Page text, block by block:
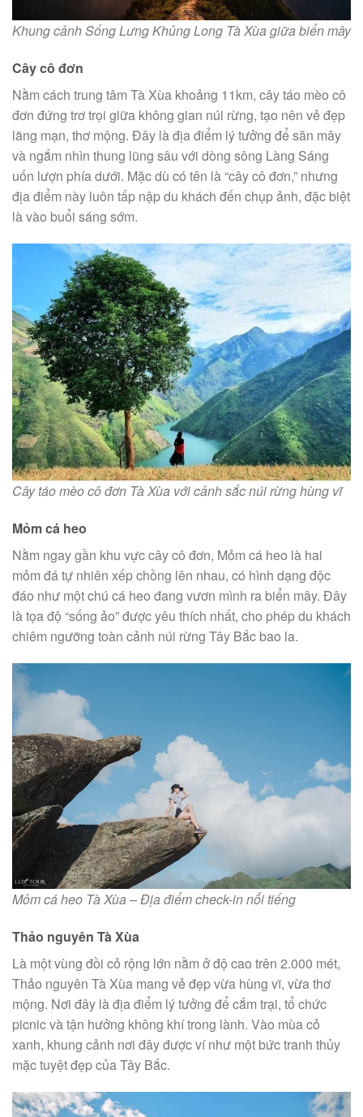
Khung cảnh Sống Lưng Khủng Long Tà Xùa giữa biển mây
Cây cô đơn
Nằm cách trung tâm Tà Xùa khoảng 11km, cây táo mèo cô
đơn đứng trơ trọi giữa không gian núi rừng, tạo nên vẻ đẹp
lãng mạn, thơ mộng. Đây là địa điểm lý tưởng để săn mây
và ngắm nhìn thung lũng sâu với dòng sông Làng Sáng
uốn lượn phía dưới. Mặc dù có tên là “cây cô đơn,” nhưng
địa điểm này luôn tấp nập du khách đến chụp ảnh, đặc biệt
là vào buổi sáng sớm.
Cây táo mèo cô đơn Tà Xùa với cảnh sắc núi rừng hùng vĩ
Mỏm cá heo
Nằm ngay gần khu vực cây cô đơn, Mỏm cá heo là hai
mỏm đá tự nhiên xếp chồng lên nhau, có hình dạng độc
đáo như một chú cá heo đang vươn mình ra biển mây. Đây
là tọa độ “sống ảo” được yêu thích nhất, cho phép du khách
chiêm ngưỡng toàn cảnh núi rừng Tây Bắc bao la.
Mỏm cá heo Tà Xùa – Địa điểm check-in nổi tiếng
Thảo nguyên Tà Xùa
Là một vùng đồi cỏ rộng lớn nằm ở độ cao trên 2.000 mét,
Thảo nguyên Tà Xùa mang vẻ đẹp vừa hùng vĩ, vừa thơ
mộng. Nơi đây là địa điểm lý tưởng để cắm trại, tổ chức
picnic và tận hưởng không khí trong lành. Vào mùa cỏ
xanh, khung cảnh nơi đây được ví như một bức tranh thủy
mặc tuyệt đẹp của Tây Bắc.